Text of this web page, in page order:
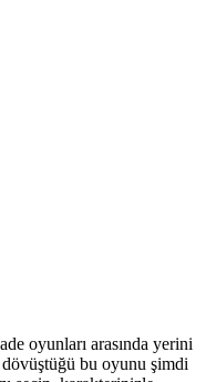
oyunları arasında yerini
bu oyunu şimdi